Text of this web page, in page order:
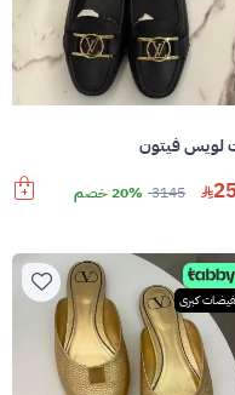
لويس فيتون
3145 20% خصم
كبرى